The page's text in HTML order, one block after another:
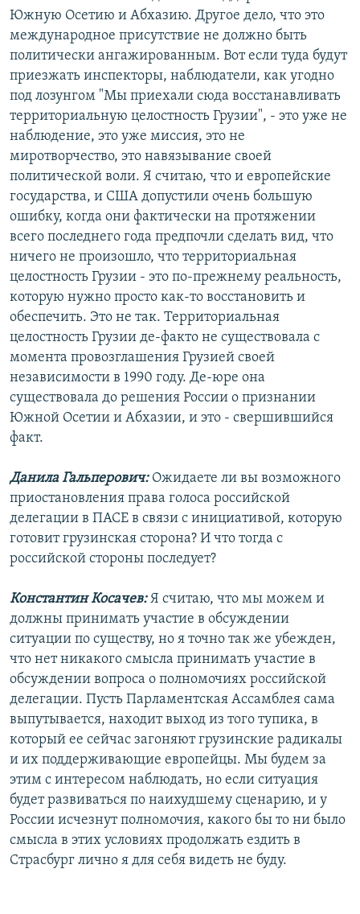
Южную Осетию и Абхазию. Другое дело, что это
международное присутствие не должно быть
политически ангажированным. Вот если туда будут
приезжать инспекторы, наблюдатели, как угодно
под лозунгом "Мы приехали сюда восстанавливать
территориальную целостность Грузии", - это уже не
наблюдение, это уже миссия, это не
миротворчество, это навязывание своей
политической воли. Я считаю, что и европейские
государства, и США допустили очень большую
ошибку, когда они фактически на протяжении
всего последнего года предпочли сделать вид, что
ничего не произошло, что территориальная
целостность Грузии - это по-прежнему реальность,
которую нужно просто как-то восстановить и
обеспечить. Это не так. Территориальная
целостность Грузии де-факто не существовала с
момента провозглашения Грузией своей
независимости в 1990 году. Де-юре она
существовала до решения России о признании
Южной Осетии и Абхазии, и это - свершившийся
факт.
Данила Гальперович: Ожидаете ли вы возможного
приостановления права голоса российской
делегации в ПАСЕ в связи с инициативой, которую
готовит грузинская сторона? И что тогда с
российской стороны последует?
Константин Косачев:Я считаю, что мы можем и
должны принимать участие в обсуждении
ситуации по существу, но я точно так же убежден,
что нет никакого смысла принимать участие в
обсуждении вопроса о полномочиях российской
делегации. Пусть Парламентская Ассамблея сама
выпутывается, находит выход из того тупика, в
который ее сейчас загоняют грузинские радикалы
и их поддерживающие европейцы. Мы будем за
этим с интересом наблюдать, но если ситуация
будет развиваться по наихудшему сценарию, и у
России исчезнут полномочия, какого бы то ни было
смысла в этих условиях продолжать ездить в
Страсбург лично я для себя видеть не буду.